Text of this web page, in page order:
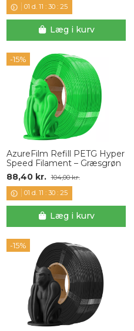
01 d. 11 : 30: 24
Læg i kurv
-15%
AzureFilm Refill PETG Hyper
Speed Filament – Græsgrøn
88,40 kr. 104,00 kr.
01 d. 11 : 30: 24
Læg i kurv
-15%